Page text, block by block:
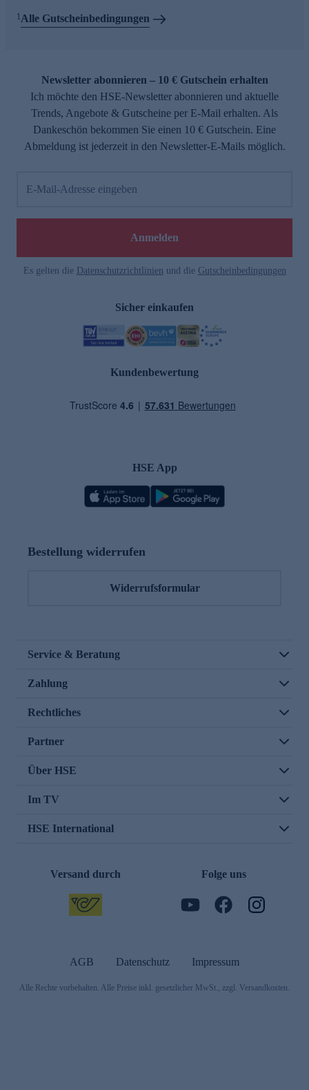
1 Alle Gutscheinbedingungen
Newsletter abonnieren – 10 € Gutschein erhalten
Ich möchte den HSE-Newsletter abonnieren und aktuelle
Trends, Angebote & Gutscheine per E-Mail erhalten. Als
Dankeschön bekommen Sie einen 10 € Gutschein. Eine
Abmeldung ist jederzeit in den Newsletter-E-Mails möglich.
E-Mail-Adresse eingeben
Anmelden
Es gelten die Datenschutzrichtlinien und die Gutscheinbedingungen
Sicher einkaufen
Kundenbewertung
HSE App
Bestellung widerrufen
Widerrufsformular
Service & Beratung
Zahlung
Rechtliches
Partner
Über HSE
Im TV
HSE International
Versand durch Folge uns
AGB Datenschutz Impressum
Alle Rechte vorbehalten. Alle Preise inkl. gesetzlicher MwSt., zzgl. Versandkosten.